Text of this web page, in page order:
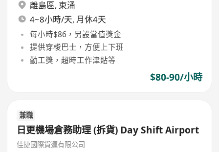
離島區, 東涌
4~8小時/天, 月休4天
每小時$86，另設當值獎金
提供穿梭巴士，方便上下班
勤工獎，超時工作津貼等
$80-90/小時
兼職
日更機場倉務助理 (拆貨) Day Shift Airport
佳捷國際貨運有限公司